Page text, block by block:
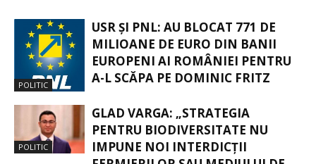
POLITIC
USR ȘI PNL: AU BLOCAT 771 DE
MILIOANE DE EURO DIN BANII
EUROPENI AI ROMÂNIEI PENTRU
A-L SCĂPA PE DOMINIC FRITZ
POLITIC
GLAD VARGA: „STRATEGIA
PENTRU BIODIVERSITATE NU
IMPUNE NOI INTERDICȚII